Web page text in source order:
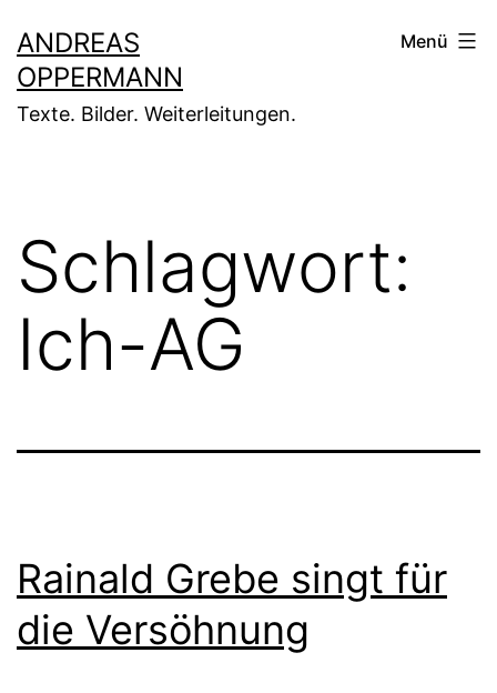
Inhalt
springen
ANDREAS
OPPERMANN
Texte. Bilder. Weiterleitungen.
Menü
Schlagwort:
Ich-AG
Rainald Grebe singt für
die Versöhnung